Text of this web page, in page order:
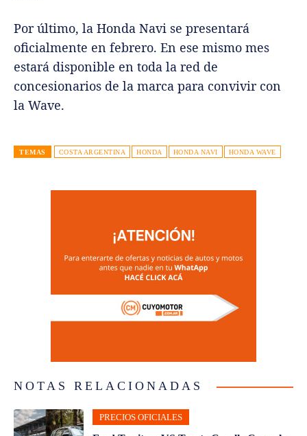
Por último, la Honda Navi se presentará
oficialmente en febrero. En ese mismo mes
estará disponible en toda la red de
concesionarios de la marca para convivir con
la Wave.
TEMAS COSTA ARGENTINA HONDA HONDA NAVI HONDA WAVE
NOTAS RELACIONADAS
PRECIOS OFICIALES